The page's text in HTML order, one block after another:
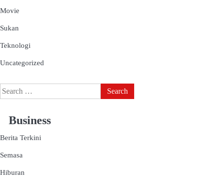
Movie
Sukan
Teknologi
Uncategorized
Business
Berita Terkini
Semasa
Hiburan